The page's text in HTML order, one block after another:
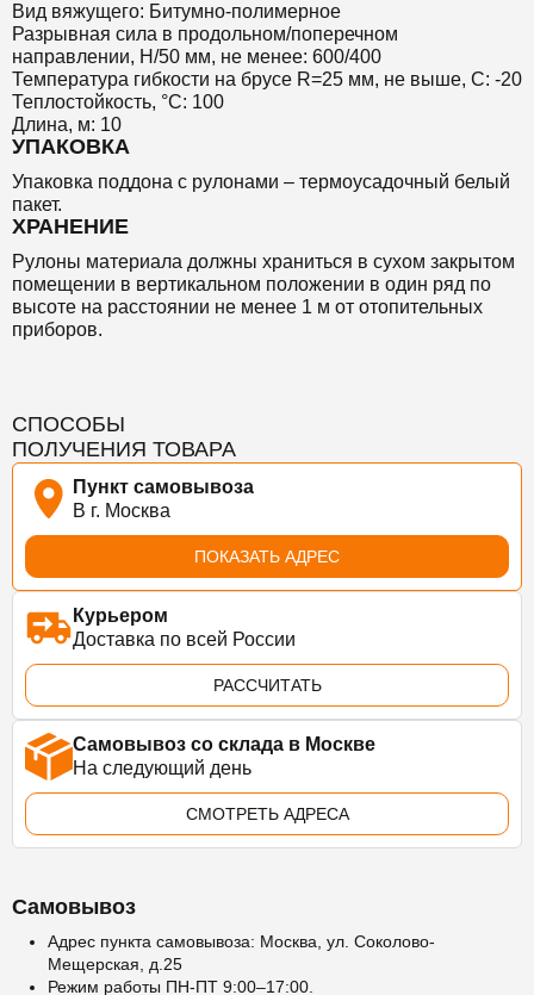
Вид вяжущего: Битумно-полимерное
Разрывная сила в продольном/поперечном
направлении, Н/50 мм, не менее: 600/400
Температура гибкости на брусе R=25 мм, не выше, С: -20
Теплостойкость, °С: 100
Длина, м: 10
УПАКОВКА
Упаковка поддона с рулонами – термоусадочный белый
пакет.
ХРАНЕНИЕ
Рулоны материала должны храниться в сухом закрытом
помещении в вертикальном положении в один ряд по
высоте на расстоянии не менее 1 м от отопительных
приборов.
СПОСОБЫ
ПОЛУЧЕНИЯ ТОВАРА
Пункт самовывоза
В г. Москва
ПОКАЗАТЬ АДРЕС
Курьером
Доставка по всей России
РАССЧИТАТЬ
Самовывоз со склада в Москве
На следующий день
СМОТРЕТЬ АДРЕСА
Самовывоз
Адрес пункта самовывоза: Москва, ул. Соколово-
Мещерская, д.25
Режим работы ПН-ПТ 9:00–17:00.